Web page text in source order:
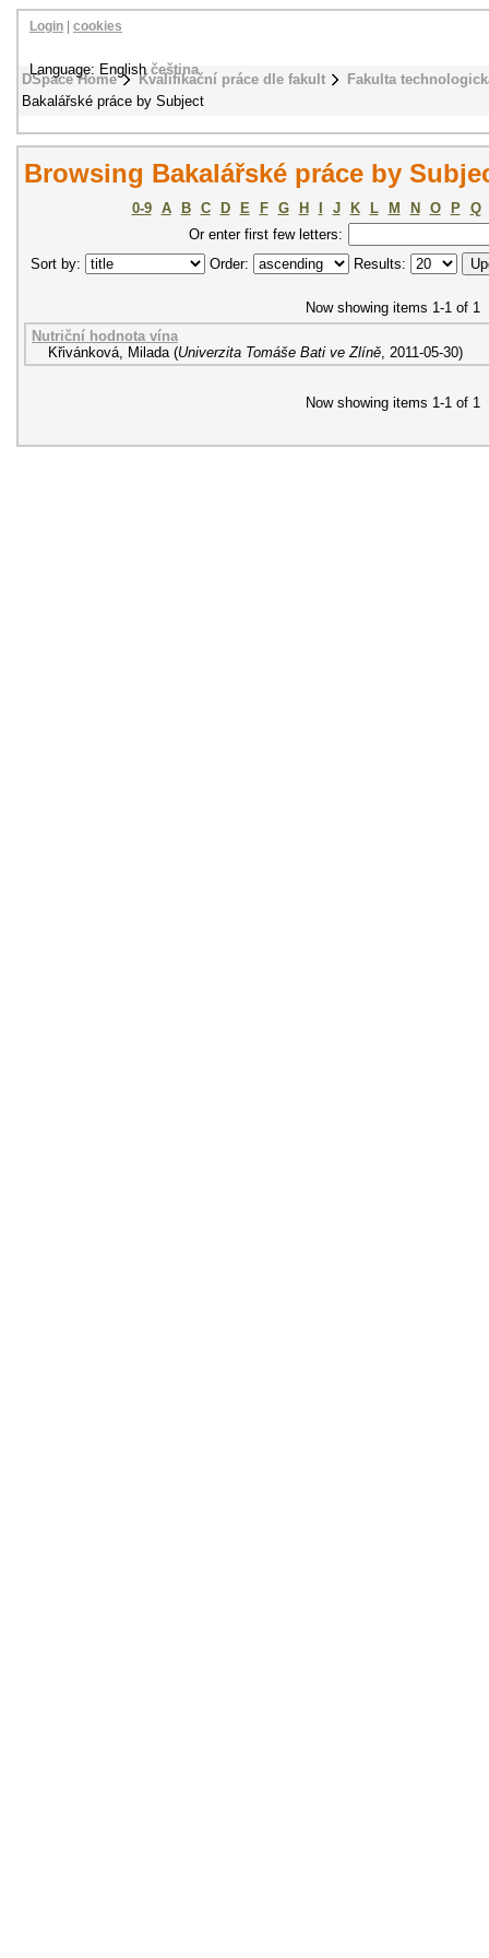
DSpace Home Kvalifikační práce dle fakult
Fakulta
Bakalářské práce by Subject
Login cookies
Language: Englishčeština
Browsing Bakalářské práce by
0-9 A B C D E F G H J K L M N O P
Q
Or enter first few letters:
Sort by:
Order: Results:
Now showing items 1-1 of 1
Nutriční hodnota vína
Křivánková, Milada (Univerzita Tomáše Bati ve Zlíně, 2011-05-30)
Now showing items 1-1 of 1